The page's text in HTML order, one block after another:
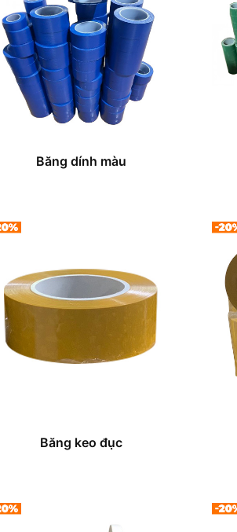
Băng dính màu
Băng keo đục